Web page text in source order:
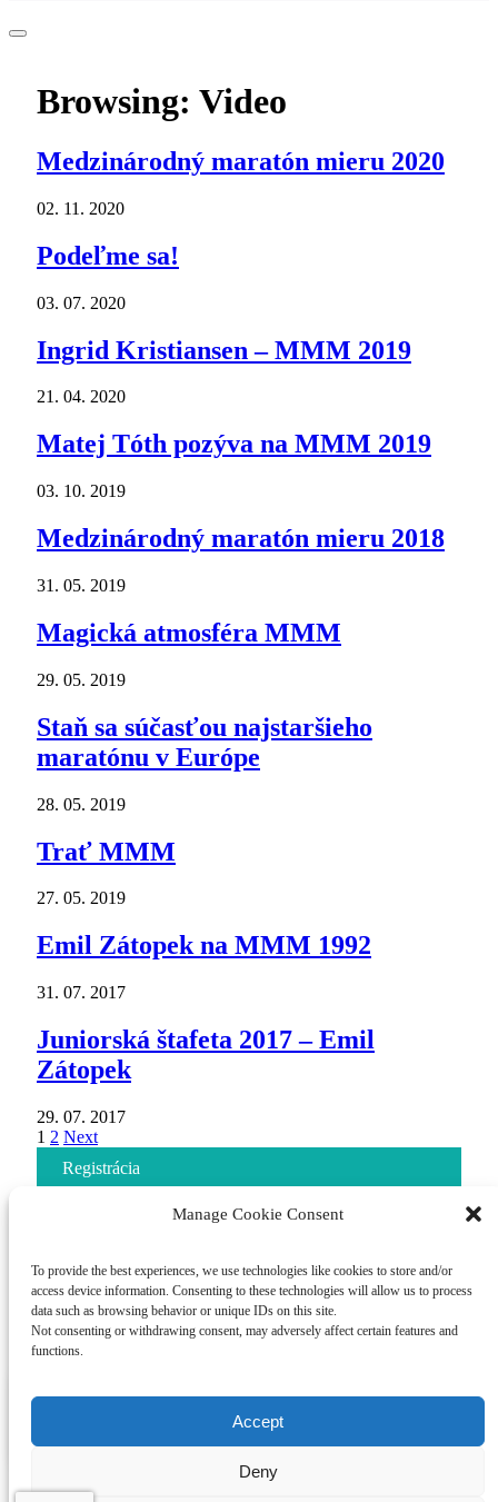
Manage Cookie Consent
To provide the best experiences, we use technologies like cookies to store and/or
access device information. Consenting to these technologies will allow us to process
data such as browsing behavior or unique IDs on this site.
Not consenting or withdrawing consent, may adversely affect certain features and
functions.
Accept
Deny
Browsing: Video
Medzinárodný maratón mieru 2020
02. 11. 2020
Podeľme sa!
03. 07. 2020
Ingrid Kristiansen – MMM 2019
21. 04. 2020
Matej Tóth pozýva na MMM 2019
03. 10. 2019
Medzinárodný maratón mieru 2018
31. 05. 2019
Magická atmosféra MMM
29. 05. 2019
Staň sa súčasťou najstaršieho
maratónu v Európe
28. 05. 2019
Trať MMM
27. 05. 2019
Emil Zátopek na MMM 1992
31. 07. 2017
Juniorská štafeta 2017 – Emil
Zátopek
29. 07. 2017
1 2 Next
Registrácia
Často kladené otázky
Košice Marathon Events 2026
podpory významných súťaží organizovaných na území Slovenskej republiky v
roku 2026 v maximálnej výške
Maratónsky klub Košice
eSOLUTIONS
Progress Promotion Košice
Ahoj! Máš otázku?